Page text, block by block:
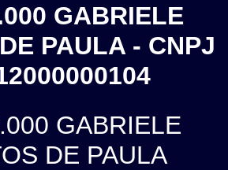
GABRIELE
PAULA - CNPJ
GABRIELE
DE PAULA